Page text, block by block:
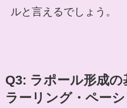
ルと言えるでしょう。
Q3: ラポール形成
ラーリング・ペー